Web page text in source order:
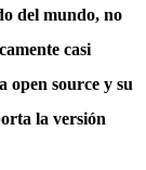
del mundo, no
casi
open source y su
la versión